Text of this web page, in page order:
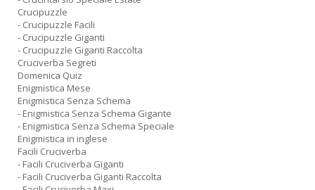
Crucipuzzle
- Crucipuzzle Facili
- Crucipuzzle Giganti
- Crucipuzzle Giganti Raccolta
Cruciverba Segreti
Domenica Quiz
Enigmistica Mese
Enigmistica Senza Schema
- Enigmistica Senza Schema Gigante
- Enigmistica Senza Schema Speciale
Enigmistica in inglese
Facili Cruciverba
- Facili Cruciverba Giganti
- Facili Cruciverba Giganti Raccolta